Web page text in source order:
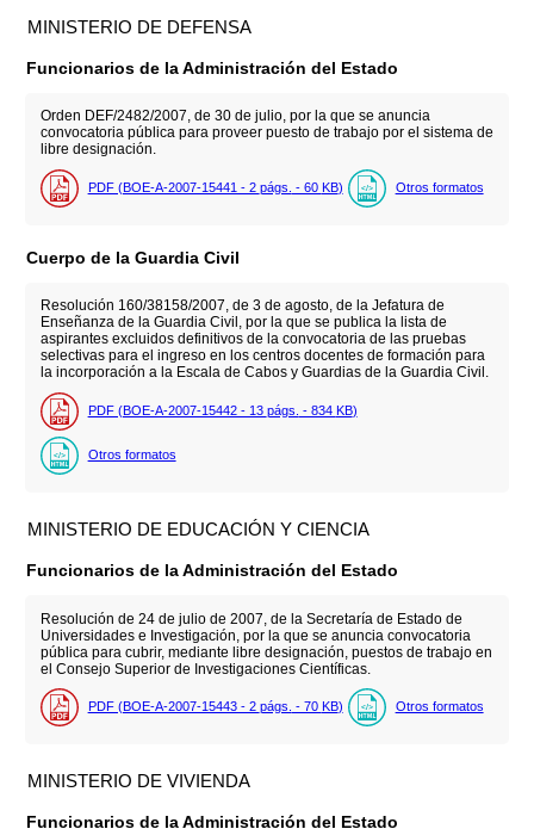
MINISTERIO DE DEFENSA
Funcionarios de la Administración del Estado
Orden DEF/2482/2007, de 30 de julio, por la que se anuncia
convocatoria pública para proveer puesto de trabajo por el sistema de
libre designación.
PDF (BOE-A-2007-15441 - 2 págs. - 60 KB) Otros formatos
Cuerpo de la Guardia Civil
Resolución 160/38158/2007, de 3 de agosto, de la Jefatura de
Enseñanza de la Guardia Civil, por la que se publica la lista de
aspirantes excluidos definitivos de la convocatoria de las pruebas
selectivas para el ingreso en los centros docentes de formación para
la incorporación a la Escala de Cabos y Guardias de la Guardia Civil.
PDF (BOE-A-2007-15442 - 13 págs. - 834 KB)
Otros formatos
MINISTERIO DE EDUCACIÓN Y CIENCIA
Funcionarios de la Administración del Estado
Resolución de 24 de julio de 2007, de la Secretaría de Estado de
Universidades e Investigación, por la que se anuncia convocatoria
pública para cubrir, mediante libre designación, puestos de trabajo en
el Consejo Superior de Investigaciones Científicas.
PDF (BOE-A-2007-15443 - 2 págs. - 70 KB) Otros formatos
MINISTERIO DE VIVIENDA
Funcionarios de la Administración del Estado